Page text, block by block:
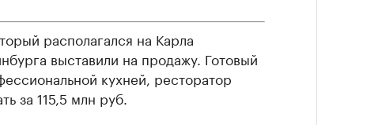
располагался на Карла
выставили на продажу. Готовый
кухней, ресторатор
за 115,5 млн руб.